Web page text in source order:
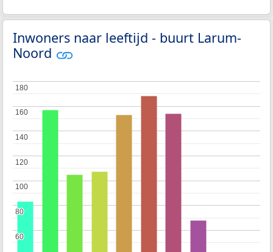
Inwoners naar leeftijd - buurt Larum-
Noord
60
60
80
80
100
100
120
120
140
140
160
160
180
180